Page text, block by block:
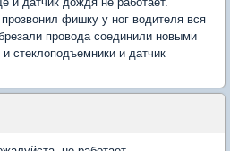
фишку у ног водителя вся
провода соединили новыми
стеклоподъемники и датчик